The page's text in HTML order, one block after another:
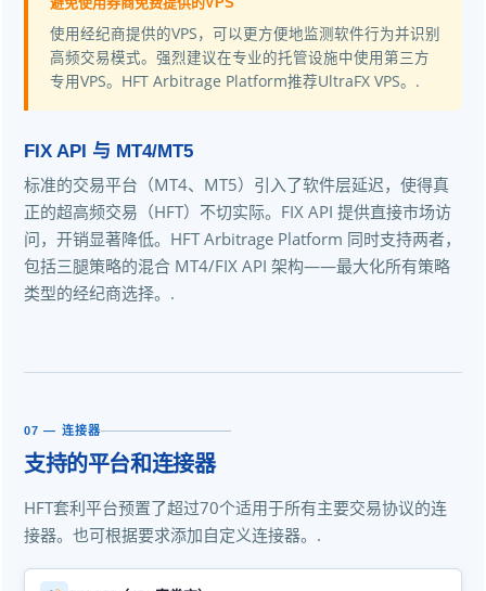
使用经纪商提供的VPS，可以更方便地监测软件行为并识别
高频交易模式。强烈建议在专业的托管设施中使用第三方
专用VPS。HFT Arbitrage Platform推荐UltraFX VPS。.
FIX API 与 MT4/MT5
标准的交易平台（MT4、MT5）引入了软件层延迟，使得真
正的超高频交易（HFT）不切实际。FIX API 提供直接市场访
问，开销显著降低。HFT Arbitrage Platform 同时支持两者，
包括三腿策略的混合 MT4/FIX API 架构——最大化所有策略
类型的经纪商选择。.
07 — 连接器
支持的平台和连接器
HFT套利平台预置了超过70个适用于所有主要交易协议的连
接器。也可根据要求添加自定义连接器。.